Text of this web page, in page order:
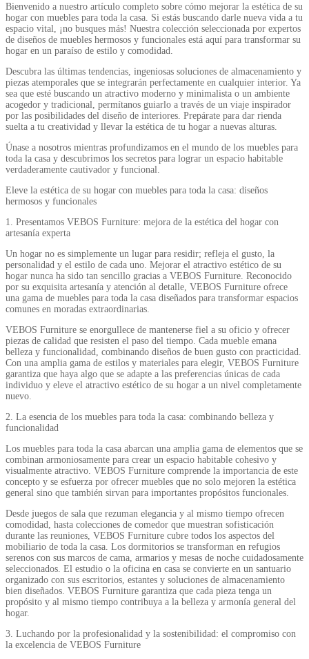
Bienvenido a nuestro artículo completo sobre cómo mejorar la estética de su
hogar con muebles para toda la casa. Si estás buscando darle nueva vida a tu
espacio vital, ¡no busques más! Nuestra colección seleccionada por expertos
de diseños de muebles hermosos y funcionales está aquí para transformar su
hogar en un paraíso de estilo y comodidad.
Descubra las últimas tendencias, ingeniosas soluciones de almacenamiento y
piezas atemporales que se integrarán perfectamente en cualquier interior. Ya
sea que esté buscando un atractivo moderno y minimalista o un ambiente
acogedor y tradicional, permítanos guiarlo a través de un viaje inspirador
por las posibilidades del diseño de interiores. Prepárate para dar rienda
suelta a tu creatividad y llevar la estética de tu hogar a nuevas alturas.
Únase a nosotros mientras profundizamos en el mundo de los muebles para
toda la casa y descubrimos los secretos para lograr un espacio habitable
verdaderamente cautivador y funcional.
Eleve la estética de su hogar con muebles para toda la casa: diseños
hermosos y funcionales
1. Presentamos VEBOS Furniture: mejora de la estética del hogar con
artesanía experta
Un hogar no es simplemente un lugar para residir; refleja el gusto, la
personalidad y el estilo de cada uno. Mejorar el atractivo estético de su
hogar nunca ha sido tan sencillo gracias a VEBOS Furniture. Reconocido
por su exquisita artesanía y atención al detalle, VEBOS Furniture ofrece
una gama de muebles para toda la casa diseñados para transformar espacios
comunes en moradas extraordinarias.
VEBOS Furniture se enorgullece de mantenerse fiel a su oficio y ofrecer
piezas de calidad que resisten el paso del tiempo. Cada mueble emana
belleza y funcionalidad, combinando diseños de buen gusto con practicidad.
Con una amplia gama de estilos y materiales para elegir, VEBOS Furniture
garantiza que haya algo que se adapte a las preferencias únicas de cada
individuo y eleve el atractivo estético de su hogar a un nivel completamente
nuevo.
2. La esencia de los muebles para toda la casa: combinando belleza y
funcionalidad
Los muebles para toda la casa abarcan una amplia gama de elementos que se
combinan armoniosamente para crear un espacio habitable cohesivo y
visualmente atractivo. VEBOS Furniture comprende la importancia de este
concepto y se esfuerza por ofrecer muebles que no solo mejoren la estética
general sino que también sirvan para importantes propósitos funcionales.
Desde juegos de sala que rezuman elegancia y al mismo tiempo ofrecen
comodidad, hasta colecciones de comedor que muestran sofisticación
durante las reuniones, VEBOS Furniture cubre todos los aspectos del
mobiliario de toda la casa. Los dormitorios se transforman en refugios
serenos con sus marcos de cama, armarios y mesas de noche cuidadosamente
seleccionados. El estudio o la oficina en casa se convierte en un santuario
organizado con sus escritorios, estantes y soluciones de almacenamiento
bien diseñados. VEBOS Furniture garantiza que cada pieza tenga un
propósito y al mismo tiempo contribuya a la belleza y armonía general del
hogar.
3. Luchando por la profesionalidad y la sostenibilidad: el compromiso con
la excelencia de VEBOS Furniture